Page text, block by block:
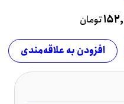
تومان
افزودن به علاقه‌مندی